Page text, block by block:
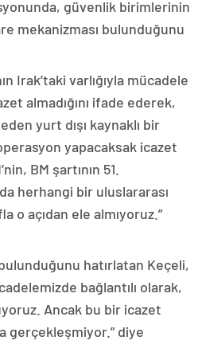
güvenlik birimlerinin
mekanizması bulunduğunu
Irak’taki varlığıyla mücadele
almadığını ifade ederek,
yurt dışı kaynaklı bir
yapacaksak icazet
BM şartının 51.
herhangi bir uluslararası
o açıdan ele almıyoruz.”
hatırlatan Keçeli,
bağlantılı olarak,
Ancak bu bir icazet
gerçekleşmiyor.” diye